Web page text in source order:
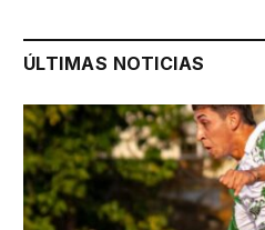
ÚLTIMAS NOTICIAS